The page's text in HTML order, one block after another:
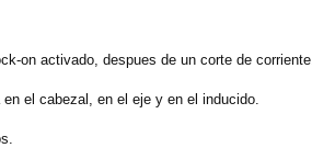
on activado, despues de un corte de corriente.
el cabezal, en el eje y en el inducido.